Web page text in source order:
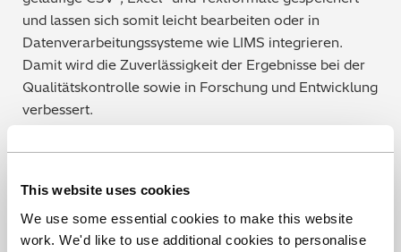
This website uses cookies
We use some essential cookies to make this website
work. We'd like to use additional cookies to personalise
und lassen sich somit leicht bearbeiten oder in
Datenverarbeitungssysteme wie LIMS integrieren.
Damit wird die Zuverlässigkeit der Ergebnisse bei der
Qualitätskontrolle sowie in Forschung und Entwicklung
verbessert.
"Wir sind immer bestrebt, die Benutzerfreundlichkeit
unterstützt unsere Kunden bei ihren wachsenden
Anforderungen an das Datenmanagement." sagt
Olivier Savard, Produktmanager thermische Analyse.